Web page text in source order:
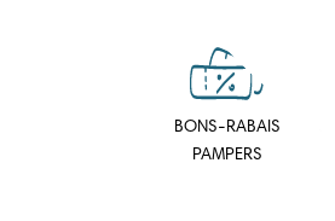
BONS-RABAIS
PAMPERS